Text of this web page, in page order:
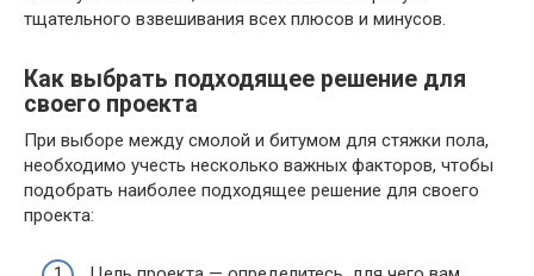
тщательного взвешивания всех плюсов и минусов.
Как выбрать подходящее решение для
своего проекта
При выборе между смолой и битумом для стяжки пола,
необходимо учесть несколько важных факторов, чтобы
подобрать наиболее подходящее решение для своего
проекта: